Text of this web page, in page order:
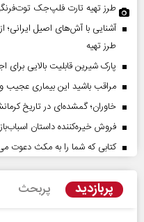
طرز تهیه تارت فلپ‌جک
آشنایی با آش‌های اصیل
طرز تهیه
پارک شیرین قابلیت‌ بالایی برای
مراقب باشید این بیماری عجیب
خاوران؛ گمشده‌ای در تاریخ
فروش خیره‌کننده داستان اسباب‌بازی ۵؛ بزرگ‌ترین افتتاحیه سال برای
کتابی که شما را به مکث دعوت
پربازدید پربحث